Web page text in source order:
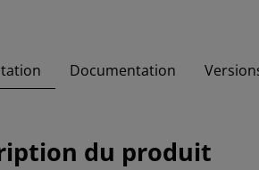
Documentation
du produit